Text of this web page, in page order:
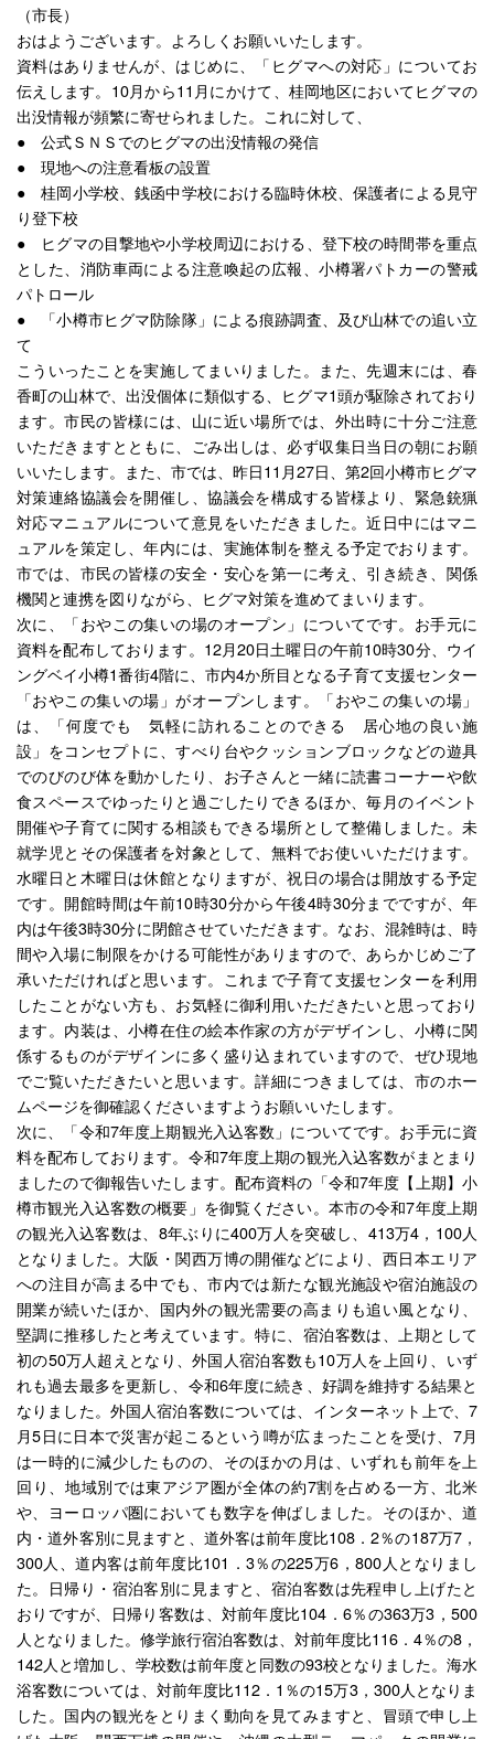
（市長）
おはようございます。よろしくお願いいたします。
資料はありませんが、はじめに、「ヒグマへの対応」についてお
伝えします。10月から11月にかけて、桂岡地区においてヒグマの
出没情報が頻繁に寄せられました。これに対して、
● 公式ＳＮＳでのヒグマの出没情報の発信
● 現地への注意看板の設置
● 桂岡小学校、銭函中学校における臨時休校、保護者による見守
り登下校
● ヒグマの目撃地や小学校周辺における、登下校の時間帯を重点
とした、消防車両による注意喚起の広報、小樽署パトカーの警戒
パトロール
● 「小樽市ヒグマ防除隊」による痕跡調査、及び山林での追い立
て
こういったことを実施してまいりました。また、先週末には、春
香町の山林で、出没個体に類似する、ヒグマ1頭が駆除されており
ます。市民の皆様には、山に近い場所では、外出時に十分ご注意
いただきますとともに、ごみ出しは、必ず収集日当日の朝にお願
いいたします。また、市では、昨日11月27日、第2回小樽市ヒグマ
対策連絡協議会を開催し、協議会を構成する皆様より、緊急銃猟
対応マニュアルについて意見をいただきました。近日中にはマニ
ュアルを策定し、年内には、実施体制を整える予定でおります。
市では、市民の皆様の安全・安心を第一に考え、引き続き、関係
機関と連携を図りながら、ヒグマ対策を進めてまいります。
次に、「おやこの集いの場のオープン」についてです。お手元に
資料を配布しております。12月20日土曜日の午前10時30分、ウイ
ングベイ小樽1番街4階に、市内4か所目となる子育て支援センター
「おやこの集いの場」がオープンします。「おやこの集いの場」
は、「何度でも 気軽に訪れることのできる 居心地の良い施
設」をコンセプトに、すべり台やクッションブロックなどの遊具
でのびのび体を動かしたり、お子さんと一緒に読書コーナーや飲
食スペースでゆったりと過ごしたりできるほか、毎月のイベント
開催や子育てに関する相談もできる場所として整備しました。未
就学児とその保護者を対象として、無料でお使いいただけます。
水曜日と木曜日は休館となりますが、祝日の場合は開放する予定
です。開館時間は午前10時30分から午後4時30分までですが、年
内は午後3時30分に閉館させていただきます。なお、混雑時は、時
間や入場に制限をかける可能性がありますので、あらかじめご了
承いただければと思います。これまで子育て支援センターを利用
したことがない方も、お気軽に御利用いただきたいと思っており
ます。内装は、小樽在住の絵本作家の方がデザインし、小樽に関
係するものがデザインに多く盛り込まれていますので、ぜひ現地
でご覧いただきたいと思います。詳細につきましては、市のホー
ムページを御確認くださいますようお願いいたします。
次に、「令和7年度上期観光入込客数」についてです。お手元に資
料を配布しております。令和7年度上期の観光入込客数がまとまり
ましたので御報告いたします。配布資料の「令和7年度【上期】小
樽市観光入込客数の概要」を御覧ください。本市の令和7年度上期
の観光入込客数は、8年ぶりに400万人を突破し、413万4，100人
となりました。大阪・関西万博の開催などにより、西日本エリア
への注目が高まる中でも、市内では新たな観光施設や宿泊施設の
開業が続いたほか、国内外の観光需要の高まりも追い風となり、
堅調に推移したと考えています。特に、宿泊客数は、上期として
初の50万人超えとなり、外国人宿泊客数も10万人を上回り、いず
れも過去最多を更新し、令和6年度に続き、好調を維持する結果と
なりました。外国人宿泊客数については、インターネット上で、7
月5日に日本で災害が起こるという噂が広まったことを受け、7月
は一時的に減少したものの、そのほかの月は、いずれも前年を上
回り、地域別では東アジア圏が全体の約7割を占める一方、北米
や、ヨーロッパ圏においても数字を伸ばしました。そのほか、道
内・道外客別に見ますと、道外客は前年度比108．2％の187万7，
300人、道内客は前年度比101．3％の225万6，800人となりまし
た。日帰り・宿泊客別に見ますと、宿泊客数は先程申し上げたと
おりですが、日帰り客数は、対前年度比104．6％の363万3，500
人となりました。修学旅行宿泊客数は、対前年度比116．4％の8，
142人と増加し、学校数は前年度と同数の93校となりました。海水
浴客数については、対前年度比112．1％の15万3，300人となりま
した。国内の観光をとりまく動向を見てみますと、冒頭で申し上